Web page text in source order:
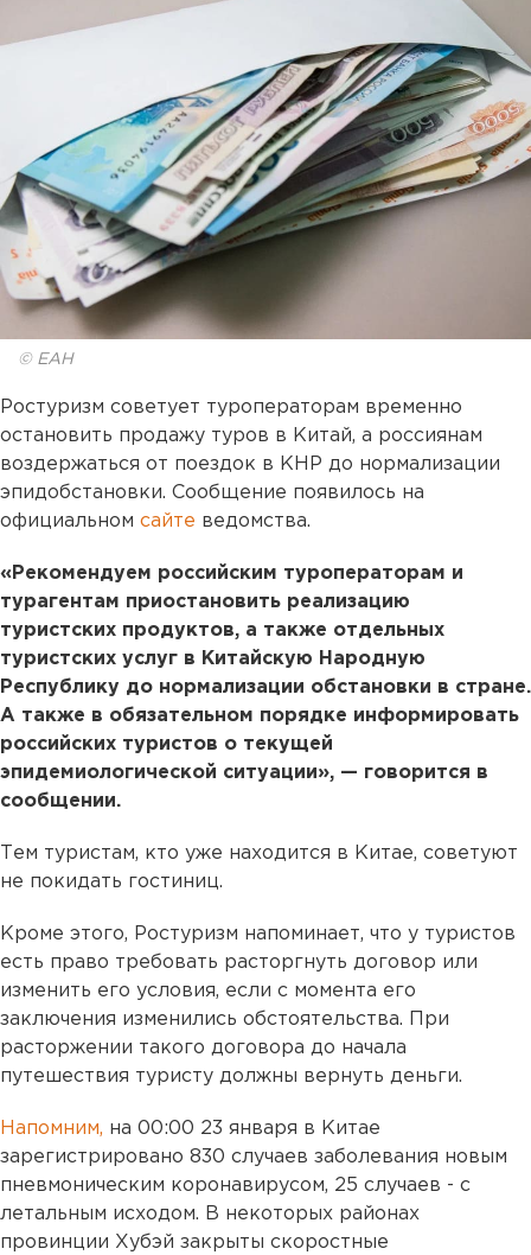
© ЕАН
Ростуризм советует туроператорам временно
остановить продажу туров в Китай, а россиянам
воздержаться от поездок в КНР до нормализации
эпидобстановки. Сообщение появилось на
официальном сайте ведомства.
«Рекомендуем российским туроператорам и
турагентам приостановить реализацию
туристских продуктов, а также отдельных
туристских услуг в Китайскую Народную
Республику до нормализации обстановки в стране.
А также в обязательном порядке информировать
российских туристов о текущей
эпидемиологической ситуации», — говорится в
сообщении.
Тем туристам, кто уже находится в Китае, советуют
не покидать гостиниц.
Кроме этого, Ростуризм напоминает, что у туристов
есть право требовать расторгнуть договор или
изменить его условия, если с момента его
заключения изменились обстоятельства. При
расторжении такого договора до начала
путешествия туристу должны вернуть деньги.
Напомним, на 00:00 23 января в Китае
зарегистрировано 830 случаев заболевания новым
пневмоническим коронавирусом, 25 случаев - с
летальным исходом. В некоторых районах
провинции Хубэй закрыты скоростные